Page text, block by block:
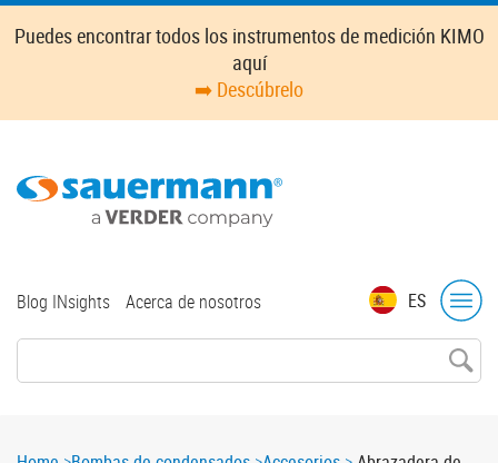
Skip
Puedes encontrar todos los instrumentos de medición KIMO
aquí
➡️ Descúbrelo
ES
Top
Blog INsights Acerca de nosotros